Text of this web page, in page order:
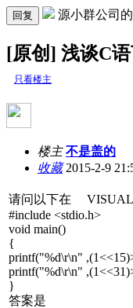
回复 源小群公司
[原创] 浅谈C
只看楼主
楼主 不是盖的
收藏2015-2-9
请问以下在
#include <stdio.h>
void main()
{
printf("%d\r\n"
printf("%d\r\n"
}
答案是